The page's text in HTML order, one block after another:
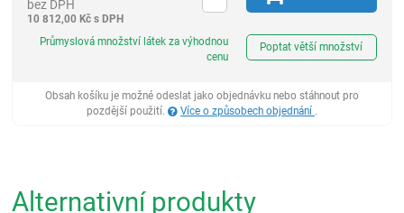
bez DPH
10 812,00 Kč s DPH
Průmyslová množství látek za výhodnou
cenu
Poptat větší množství
Obsah košíku je možné odeslat jako objednávku nebo stáhnout pro
pozdější použití.
Více o způsobech objednání
Alternativní produkty